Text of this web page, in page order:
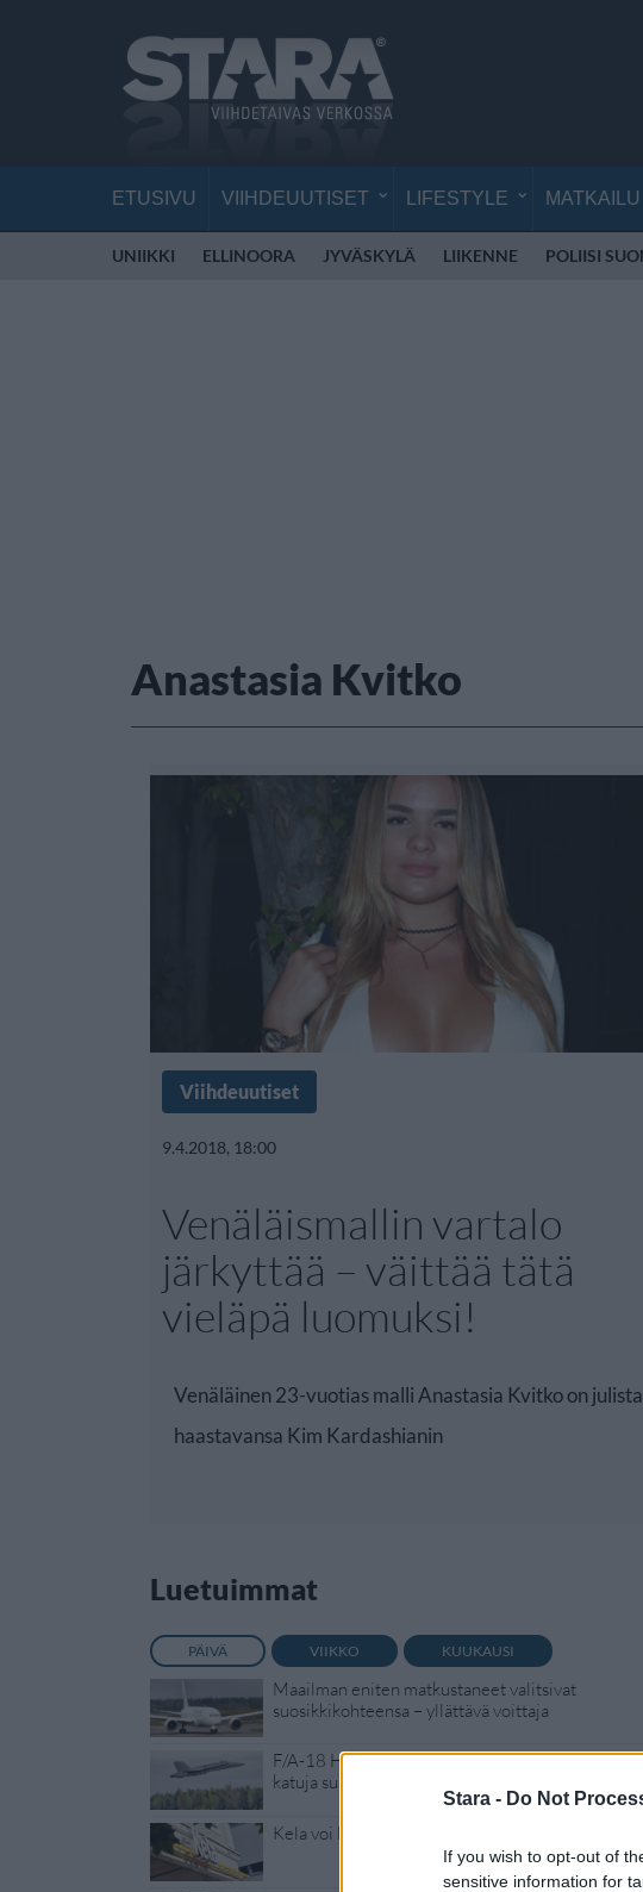
Stara - Do Not
If you wish to opt-out of
sensitive information for
ETUSIVU VIIHDEUUTISET LIFESTYLE MATKAILU
UNIIKKI ELLINOORA JYVÄSKYLÄ LIIKENNE POLIISI
Anastasia Kvitko
Viihdeuutiset
9.4.2018, 18:00
Venäläismallin vartalo
järkyttää – väittää tätä
vieläpä luomuksi!
Venäläinen 23-vuotias malli Anastasia Kvitko on
haastavansa Kim Kardashianin
Luetuimmat
PÄIVÄ VIIKKO KUUKAUSI
Maailman eniten matkustaneet valitsivat
suosikkikohteensa – yllättävä voittaja
F/A-18 Hornet jyrähtää ylilennolle Jyväskylässä –
katuja suljetaan
Kela voi leikata tukia ulkomaanmatkan vuoksi